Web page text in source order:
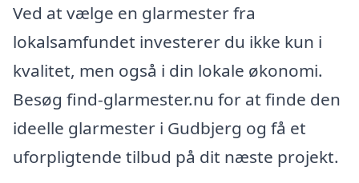
Ved at vælge en glarmester fra
lokalsamfundet investerer du ikke kun i
kvalitet, men også i din lokale økonomi.
Besøg find-glarmester.nu for at finde den
ideelle glarmester i Gudbjerg og få et
uforpligtende tilbud på dit næste projekt.